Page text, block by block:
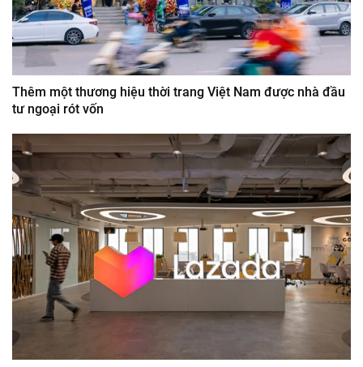
Thêm một thương hiệu thời trang Việt Nam được nhà đầu
tư ngoại rót vốn